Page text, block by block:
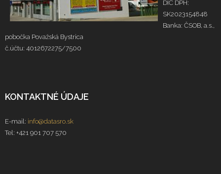
DIČ DPH:
SK2023154848
Banka: ČSOB, a.s.,
pobočka Považská Bystrica
č.účtu: 4012672275/7500
KONTAKTNÉ ÚDAJE
E-mail: info@datasro.sk
Tel: +421 901 707 570